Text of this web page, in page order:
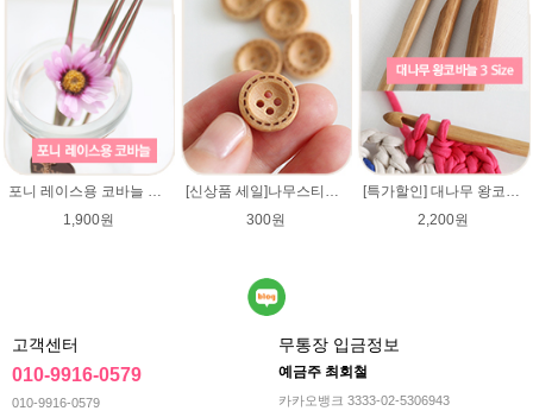
1,900원
300원
2,200원
고객센터
010-9916-0579
010-9916-0579
무통장 입금정보
예금주 최회철
카카오뱅크 3333-02-5306943